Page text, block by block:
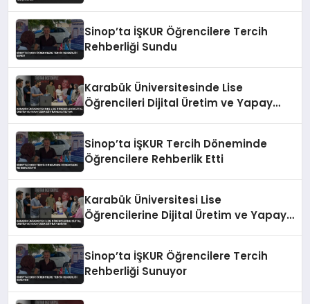
Sinop’ta İŞKUR Öğrencilere Tercih
Rehberliği Sundu
Karabük Üniversitesinde Lise
Öğrencileri Dijital Üretim ve Yapay
Sinop’ta İŞKUR Tercih Döneminde
Öğrencilere Rehberlik Etti
Karabük Üniversitesi Lise
Öğrencilerine Dijital Üretim ve Yapay
Sinop’ta İŞKUR Öğrencilere Tercih
Rehberliği Sunuyor